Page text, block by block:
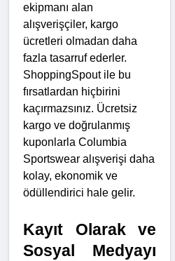
ekipmanı alan
alışverişçiler, kargo
ücretleri olmadan daha
fazla tasarruf ederler.
ShoppingSpout ile bu
fırsatlardan hiçbirini
kaçırmazsınız. Ücretsiz
kargo ve doğrulanmış
kuponlarla Columbia
Sportswear alışverişi daha
kolay, ekonomik ve
ödüllendirici hale gelir.
Kayıt Olarak ve
Sosyal Medyayı